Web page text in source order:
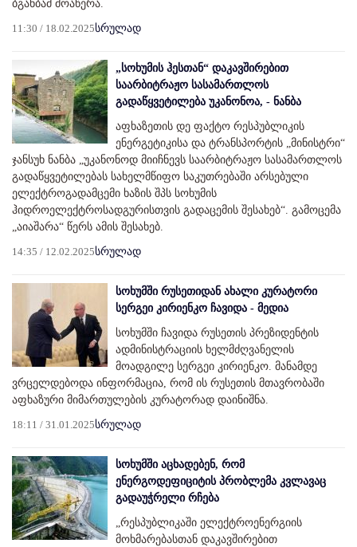
ბგანბამ მოაწერა.
11:30 / 18.02.2025სრულად
„სოხუმის ჰესთან“ დაკავშირებით
საარბიტრაჟო სასამართლოს
გადაწყვეტილება უკანონოა, - ნანბა
აფხაზეთის დე ფაქტო რესპუბლიკის
ენერგეტიკისა და ტრანსპორტის „მინისტრი“
ჯანსუხ ნანბა „უკანონოდ მიიჩნევს საარბიტრაჟო სასამართლოს
გადაწყვეტილებას სახელმწიფო საკუთრებაში არსებული
ელექტროგადამცემი ხაზის შპს სოხუმის
ჰიდროელექტროსადგურისთვის გადაცემის შესახებ“. გამოცემა
„აიაშარა“ წერს ამის შესახებ.
14:35 / 12.02.2025სრულად
სოხუმში რუსეთიდან ახალი კურატორი
სერგეი კირიენკო ჩავიდა - მედია
სოხუმში ჩავიდა რუსეთის პრეზიდენტის
ადმინისტრაციის ხელმძღვანელის
მოადგილე სერგეი კირიენკო. მანამდე
ვრცელდებოდა ინფორმაცია, რომ ის რუსეთის მთავრობაში
აფხაზური მიმართულების კურატორად დაინიშნა.
18:11 / 31.01.2025სრულად
სოხუმში აცხადებენ, რომ
ენერგოდეფიციტის პრობლემა კვლავაც
გადაუჭრელი რჩება
„რესპუბლიკაში ელექტროენერგიის
მოხმარებასთან დაკავშირებით